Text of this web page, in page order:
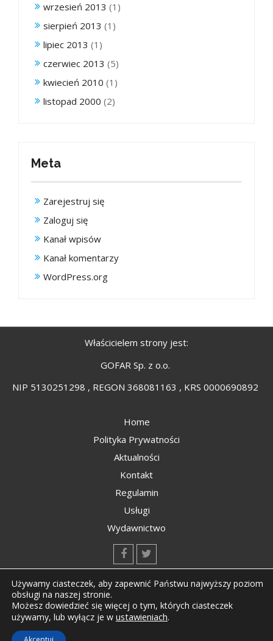
wrzesień 2013 (1)
sierpień 2013 (1)
lipiec 2013 (1)
czerwiec 2013 (5)
kwiecień 2010 (1)
listopad 2000 (2)
Meta
Zarejestruj się
Zaloguj się
Kanał wpisów
Kanał komentarzy
WordPress.org
Właścicielem strony jest:
GOFAR Sp. z o.o.
NIP 5130251298 , REGON 368081163 , KRS 0000690892
Home
Polityka Prywatności
Aktualności
Kontakt
Regulamin
Usługi
Wydawnictwo
Używamy ciasteczek, aby zapewnić Państwu najwyższy poziom
obsługi na naszej stronie.
Możesz dowiedzieć się więcej o tym, których ciasteczek
używamy, lub wyłącz je w ustawieniach.